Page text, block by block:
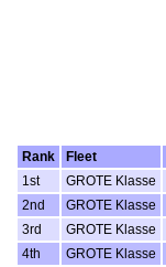
Rank
Fleet
1st
GROTE Klasse
2nd
GROTE Klasse
3rd
GROTE Klasse
4th
GROTE Klasse